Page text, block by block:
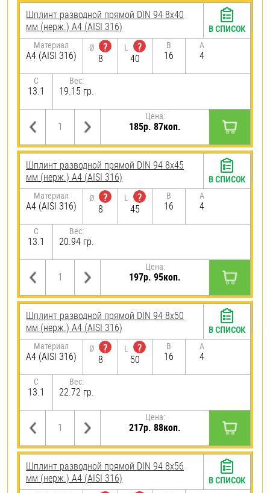
Шплинт разводной прямой DIN 94 8х40
мм (нерж.) A4 (AISI 316)
Материал
A4 (AISI 316)
Ø
?
8
L
?
40
B
16
A
4
C
13.1
Вес:
19.15 гр.
Цена:
185р. 87коп.
В СПИСОК
Шплинт разводной прямой DIN 94 8х45
мм (нерж.) A4 (AISI 316)
Материал
A4 (AISI 316)
Ø
?
8
L
?
45
B
16
A
4
C
13.1
Вес:
20.94 гр.
Цена:
197р. 95коп.
В СПИСОК
Шплинт разводной прямой DIN 94 8х50
мм (нерж.) A4 (AISI 316)
Материал
A4 (AISI 316)
Ø
?
8
L
?
50
B
16
A
4
C
13.1
Вес:
22.72 гр.
Цена:
217р. 88коп.
В СПИСОК
Шплинт разводной прямой DIN 94 8х56
мм (нерж.) A4 (AISI 316)
В СПИСОК